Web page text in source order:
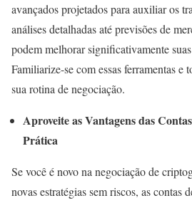
avançados projetados para auxiliar os
análises detalhadas até previsões de
podem melhorar significativamente
Familiarize-se com essas ferramentas e
sua rotina de negociação.
Aproveite as Vantagens das
Prática
Se você é novo na negociação de
novas estratégias sem riscos, as contas